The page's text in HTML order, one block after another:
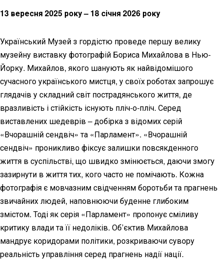
13 вересня 2025 року – 18 січня 2026 року
Український Музей з гордістю проведе першу велику
музейну виставку фотографій Бориса Михайлова в Нью-
Йорку. Михайлов, якого шанують як найвідомішого
сучасного українського мистця, у своїх роботах запрошує
глядачів у складний світ пострадянського життя, де
вразливість і стійкість існують пліч-о-пліч. Серед
виставлених шедеврів – добірка з відомих серій
«Вчорашній сендвіч» та «Парламент». «Вчорашній
сендвіч» проникливо фіксує залишки повсякденного
життя в суспільстві, що швидко змінюється, даючи змогу
зазирнути в життя тих, кого часто не помічають. Кожна
фотографія є мовчазним свідченням боротьби та прагнень
звичайних людей, наповнюючи буденне глибоким
змістом. Тоді як серія «Парламент» пропонує сміливу
критику влади та її недоліків. Об’єктив Михайлова
мандрує коридорами політики, розкриваючи сувору
реальність управління серед прагнень надії нації.